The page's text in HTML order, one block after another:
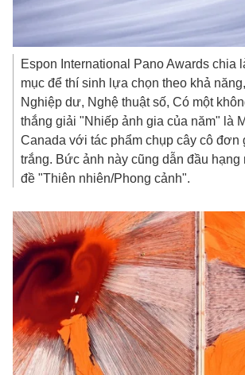
Espon International Pano Awards chia
mục để thí sinh lựa chọn theo khả
Nghiệp dư, Nghệ thuật số, Có một
thắng giải "Nhiếp ảnh gia của năm" là
Canada với tác phẩm chụp cây cô đơn
trắng. Bức ảnh này cũng dẫn đầu hạng
đề "Thiên nhiên/Phong cảnh".